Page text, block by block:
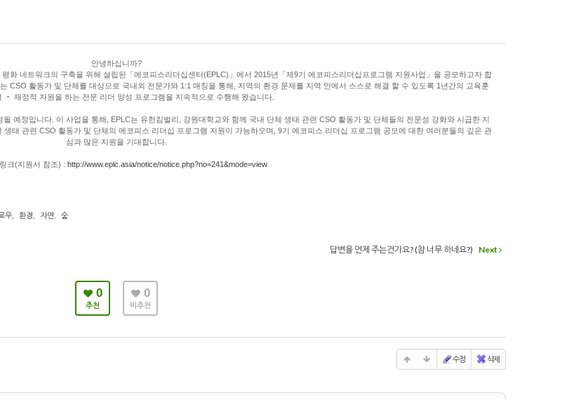
안녕하십니까?
화 네트워크의 구축을 위해 설립된「에코피스리더십센터(EPLC)」에서 2015년「제9기 에코피스리더십프로그램 지원사업」을 공모하고자 합
CSO 활동가 및 단체를 대상으로 국내외 전문가와 1:1 매칭을 통해, 지역의 환경 문제를 지역 안에서 스스로 해결 할 수 있도록 1년간의 교육훈
‧ 재정적 자원을 하는 전문 리더 양성 프로그램을 지속적으로 수행해 왔습니다.
예정입니다. 이 사업을 통해, EPLC는 유한킴벌리, 강원대학교와 함께 국내 단체 생태 관련 CSO 활동가 및 단체들의 전문성 강화와 시급한 지
태 관련 CSO 활동가 및 단체의 에코피스 리더십 프로그램 지원이 가능하오며, 9기 에코피스 리더십 프로그램 공모에 대한 여러분들의 깊은 관
심과 많은 지원을 기대합니다.
크(지원서 참조) : http://www.eplc.asia/notice/notice.php?no=241&mode=view
우 환경 자연 숲
답변을 언제 주는건가요? (참 너무 하네요?) Next
0
추천
0
비추천
수정 삭제